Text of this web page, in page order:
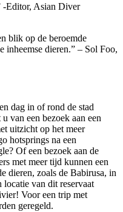
-Editor, Asian Diver
blik op de beroemde
inheemse dieren.” – Sol Foo,
dag in of rond de stad
van een bezoek aan een
uitzicht op het meer
hotsprings na een
Of een bezoek aan de
met meer tijd kunnen een
dieren, zoals de Babirusa, in
locatie van dit reservaat
Voor een trip met
geregeld.